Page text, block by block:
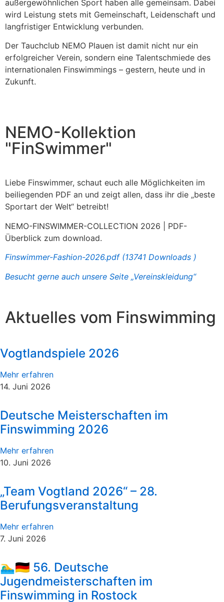
außergewöhnlichen Sport haben alle gemeinsam. Dabei
wird Leistung stets mit Gemeinschaft, Leidenschaft und
langfristiger Entwicklung verbunden.
Der Tauchclub NEMO Plauen ist damit nicht nur ein
erfolgreicher Verein, sondern eine Talentschmiede des
internationalen Finswimmings – gestern, heute und in
Zukunft.
NEMO-Kollektion
"FinSwimmer"
Liebe Finswimmer, schaut euch alle Möglichkeiten im
beiliegenden PDF an und zeigt allen, dass ihr die „beste
Sportart der Welt“ betreibt!
NEMO-FINSWIMMER-COLLECTION 2026 | PDF-
Überblick zum download.
Finswimmer-Fashion-2026.pdf (13741 Downloads )
Besucht gerne auch unsere Seite „Vereinskleidung“
Aktuelles vom Finswimming
Vogtlandspiele 2026
Mehr erfahren
14. Juni 2026
Deutsche Meisterschaften im
Finswimming 2026
Mehr erfahren
10. Juni 2026
„Team Vogtland 2026“ – 28.
Berufungsveranstaltung
Mehr erfahren
7. Juni 2026
🏊‍♂️🇩🇪 56. Deutsche
Jugendmeisterschaften im
Finswimming in Rostock